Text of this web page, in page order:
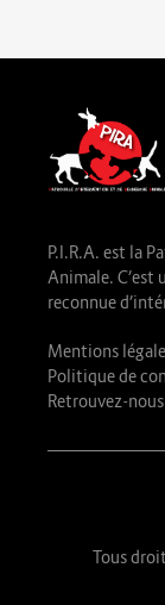
P.I.R.A. est la
Animale.
reconnue
Mentions
Politique de
Retrouvez-
Tous